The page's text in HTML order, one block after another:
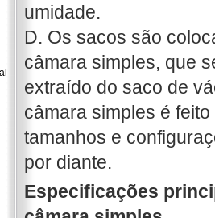
umidade.
D. Os sacos são
câmara simples, que
extraído do saco de
câmara simples é
tamanhos e
por diante.
Especificações